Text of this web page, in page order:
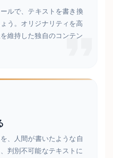
ルで、テキストを書き換
う。オリジナリティを高
維持した独自のコンテン
、人間が書いたような自
判別不可能なテキストに